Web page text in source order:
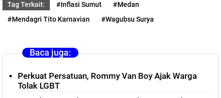
Tag Terkait: #Inflasi Sumut
#Medan
#Mendagri Tito Karnavian
#Wagubsu Surya
Baca juga:
Perkuat Persatuan, Rommy Van Boy Ajak Warga
Tolak LGBT